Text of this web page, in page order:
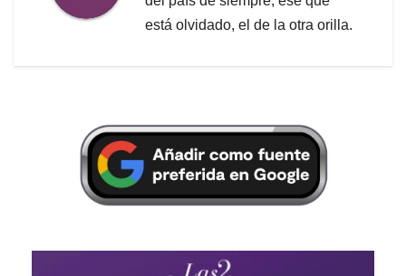
está olvidado, el de la otra orilla.